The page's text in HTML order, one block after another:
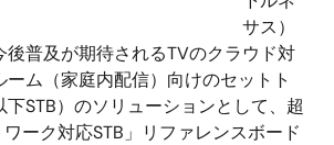
サス）
後普及が期待されるTVのクラウド対
ム（家庭内配信）向けのセットト
下STB）のソリューションとして、超
ーク対応STB」リファレンスボード